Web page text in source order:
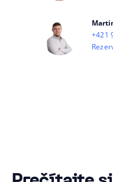
+421